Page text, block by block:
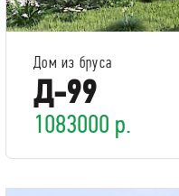
Дом из бруса
Д-99
1083000 р.